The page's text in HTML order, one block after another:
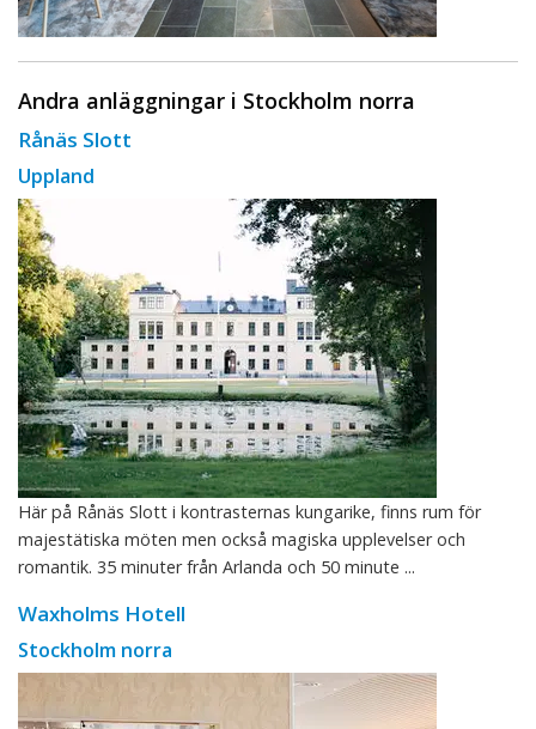
Andra anläggningar i Stockholm norra
Rånäs Slott
Uppland
Här på Rånäs Slott i kontrasternas kungarike, finns rum för
majestätiska möten men också magiska upplevelser och
romantik. 35 minuter från Arlanda och 50 minute ...
Waxholms Hotell
Stockholm norra